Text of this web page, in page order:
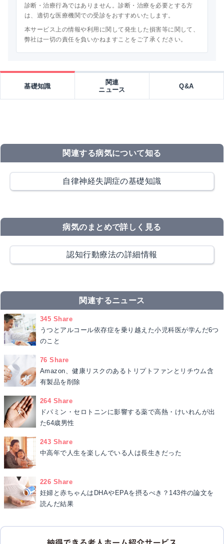
診断・治療行為ではありません。診断・治療を必要とする方
は、適切な医療機関での受診をおすすめいたします。
本サービス上の情報や利用に関して発生した損害等に関して、
弊社は一切の責任を負いかねますことをご了承ください。
基礎知識
関連
ニュース
Q&A
関連する病気について知る
自律神経失調症の基礎知識
病気のまとめで詳しく見る
認知行動療法の詳細情報
関連するニュース
345 Share
うつとアルコール依存症を乗り越えた小児科医が学んだ6つ
のこと
76 Share
Amazon、健康リスクのあるトリプトファンとリチウム含
有製品を削除
264 Share
ドパミン・セロトニンに影響する薬で高熱・けいれんが出
た64歳男性
243 Share
中高年で人生を楽しんでいる人は長生きだった
226 Share
妊婦と赤ちゃんはDHAやEPAを摂るべき？143件の論文を
読んだ結果